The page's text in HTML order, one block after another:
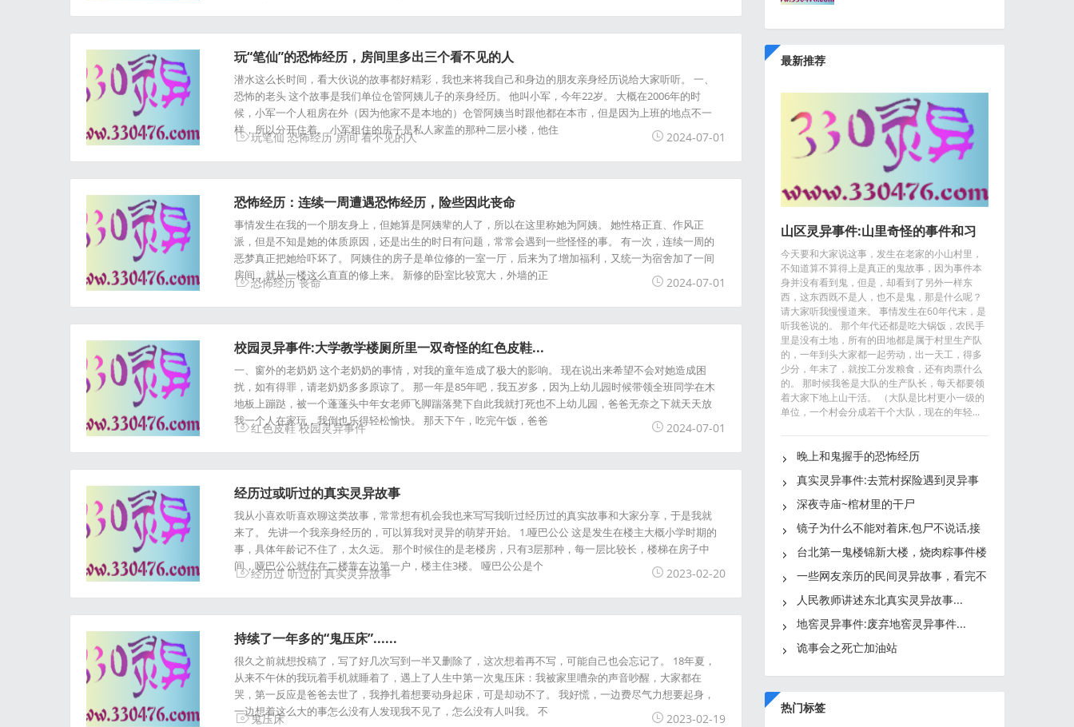
玩“笔仙”的恐怖经历，房间里多出三个看不见的人
潜水这么长时间，看大伙说的故事都好精彩，我也来将我自己和身边的朋友亲身经历说给大家听听。 一、
恐怖的老头 这个故事是我们单位仓管阿姨儿子的亲身经历。 他叫小军，今年22岁。 大概在2006年的时
候，小军一个人租房在外（因为他家不是本地的）仓管阿姨当时跟他都在本市，但是因为上班的地点不一
样，所以分开住着。 小军租住的房子是私人家盖的那种二层小楼，他住
玩笔仙 恐怖经历 房间 看不见的人 2024-07-01
恐怖经历：连续一周遭遇恐怖经历，险些因此丧命
事情发生在我的一个朋友身上，但她算是阿姨辈的人了，所以在这里称她为阿姨。 她性格正直、作风正
派，但是不知是她的体质原因，还是出生的时日有问题，常常会遇到一些怪怪的事。 有一次，连续一周的
恶梦真正把她给吓坏了。 阿姨住的房子是单位修的一室一厅，后来为了增加福利，又统一为宿舍加了一间
房间，就从一楼这么直直的修上来。 新修的卧室比较宽大，外墙的正
恐怖经历 丧命 2024-07-01
校园灵异事件:大学教学楼厕所里一双奇怪的红色皮鞋...
一、窗外的老奶奶 这个老奶奶的事情，对我的童年造成了极大的影响。 现在说出来希望不会对她造成困
扰，如有得罪，请老奶奶多多原谅了。 那一年是85年吧，我五岁多，因为上幼儿园时候带领全班同学在木
地板上蹦跶，被一个蓬蓬头中年女老师飞脚踹落凳下自此我就打死也不上幼儿园，爸爸无奈之下就天天放
我一个人在家玩，我倒也乐得轻松愉快。 那天下午，吃完午饭，爸爸
红色皮鞋 校园灵异事件 2024-07-01
经历过或听过的真实灵异故事
我从小喜欢听喜欢聊这类故事，常常想有机会我也来写写我听过经历过的真实故事和大家分享，于是我就
来了。 先讲一个我亲身经历的，可以算我对灵异的萌芽开始。 1.哑巴公公 这是发生在楼主大概小学时期的
事，具体年龄记不住了，太久远。 那个时候住的是老楼房，只有3层那种，每一层比较长，楼梯在房子中
间，哑巴公公就住在二楼靠左边第一户，楼主住3楼。 哑巴公公是个
经历过 听过的 真实灵异故事 2023-02-20
持续了一年多的“鬼压床”......
很久之前就想投稿了，写了好几次写到一半又删除了，这次想着再不写，可能自己也会忘记了。 18年夏，
从来不午休的我玩着手机就睡着了，遇上了人生中第一次鬼压床：我被家里嘈杂的声音吵醒，大家都在
哭，第一反应是爸爸去世了，我挣扎着想要动身起床，可是却动不了。 我好慌，一边费尽气力想要起身，
一边想着这么大的事怎么没有人发现我不见了，怎么没有人叫我。 不
鬼压床 2023-02-19
最新推荐
山区灵异事件:山里奇怪的事件和习
俗...
今天要和大家说这事，发生在老家的小山村里，
不知道算不算得上是真正的鬼故事，因为事件本
身并没有看到鬼，但是，却看到了另外一样东
西，这东西既不是人，也不是鬼，那是什么呢？
请大家听我慢慢道来。 事情发生在60年代末，是
听我爸说的。 那个年代还都是吃大锅饭，农民手
里是没有土地，所有的田地都是属于村里生产队
的，一年到头大家都一起劳动，出一天工，得多
少分，年末了，就按工分发粮食，还有肉票什么
的。 那时候我爸是大队的生产队长，每天都要领
着大家下地上山干活。 （大队是比村更小一级的
单位，一个村会分成若干个大队，现在的年轻...
晚上和鬼握手的恐怖经历
真实灵异事件:去荒村探险遇到灵异事
件在守墓人的指点下化解
深夜寺庙~棺材里的干尸
镜子为什么不能对着床,包尸不说话,接
生婆和屠夫的红手套,见鬼
台北第一鬼楼锦新大楼，烧肉粽事件楼
内供奉数百块牌位！
一些网友亲历的民间灵异故事，看完不
禁让人背脊发凉...
人民教师讲述东北真实灵异故事...
地窖灵异事件:废弃地窖灵异事件...
诡事会之死亡加油站
热门标签